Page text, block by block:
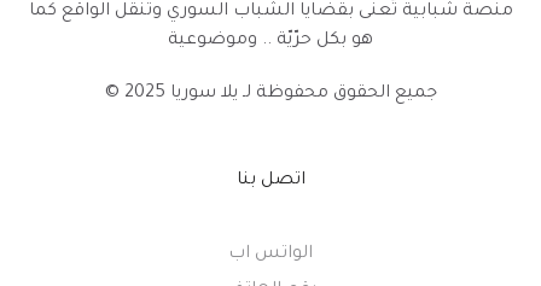
منصة شبابية تُعنى بقضايا الشباب السوري وتنقل الواقع كما
هو بكل حرّيّة .. وموضوعية
© 2025 جميع الحقوق محفوظة لـ يلا سوريا
اتصل بنا
الواتس اب